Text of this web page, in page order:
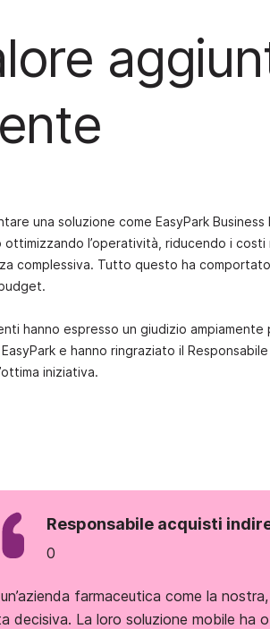
una soluzione come EasyPark
ottimizzando l’operatività, riducendo i
complessiva. Tutto questo ha
hanno espresso un giudizio ampiamente
e hanno ringraziato il
iniziativa.
Responsabile acquisti
0
farmaceutica come la
decisiva. La loro soluzione mobile ha